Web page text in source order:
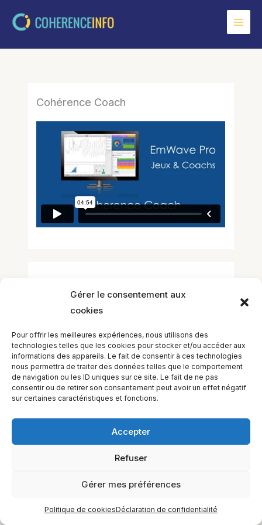
Gérer le consentement aux
cookies
Pour offrir les meilleures expériences, nous utilisons des
technologies telles que les cookies pour stocker et/ou accéder aux
informations des appareils. Le fait de consentir à ces technologies
nous permettra de traiter des données telles que le comportement
de navigation ou les ID uniques sur ce site. Le fait de ne pas
consentir ou de retirer son consentement peut avoir un effet négatif
sur certaines caractéristiques et fonctions.
Accepter
Refuser
Gérer mes préférences
Politique de cookiesDéclaration de confidentialité
Cohérence Coach
Vous devez vous connecterpour publier
un commentaire.
H1Y 2J9 Canada